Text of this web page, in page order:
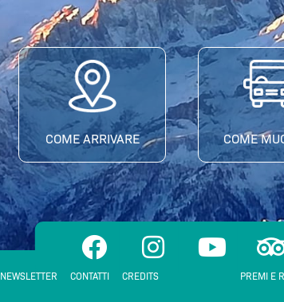
COME ARRIVARE COME
F
a
c
I
n
s
Y
o
r
i
NEWSLETTER CONTATTI CREDITS PREMI E